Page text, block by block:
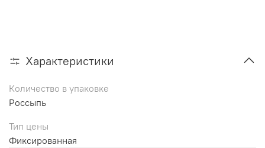
Характеристики
Количество в упаковке
Россыпь
Тип цены
Фиксированная